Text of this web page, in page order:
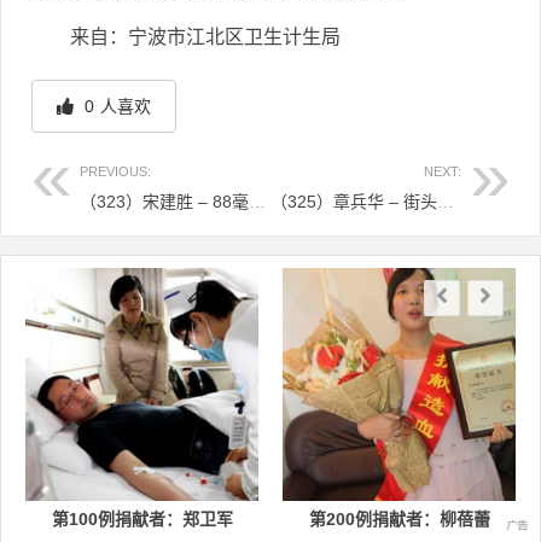
来自：宁波市江北区卫生计生局
0 人喜欢
PREVIOUS: NEXT:
文章导航
第100例捐献者：郑卫军 第200例捐献者：柳蓓蕾